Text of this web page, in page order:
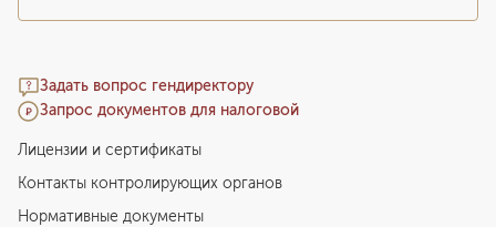
Задать вопрос гендиректору
Запрос документов для налоговой
Лицензии и сертификаты
Контакты контролирующих органов
Нормативные документы